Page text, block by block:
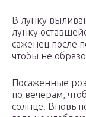
В лунку
лунку
саженец после
чтобы не
Посаженные
по вечерам,
солнце. Вновь